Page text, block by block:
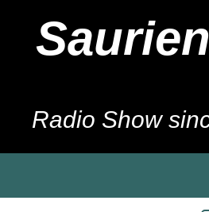
Radio Show